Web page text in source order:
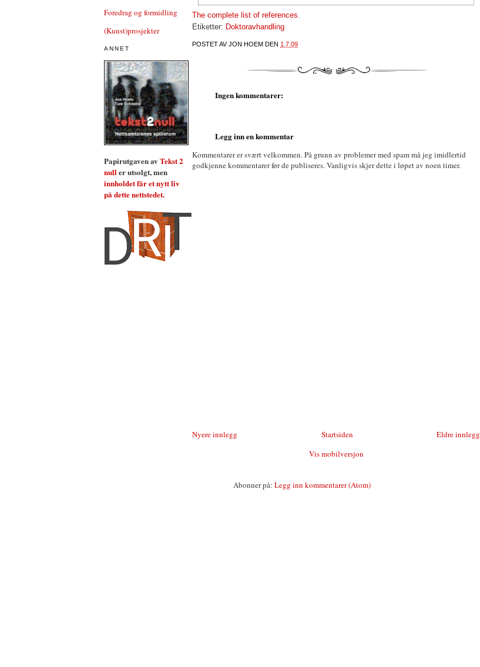
Foredrag og formidling
(Kunst)prosjekter
ANNET
Papirutgaven av Tekst 2
nuller utsolgt, men
innholdet får et nytt liv
på dette nettstedet.
The complete list of references.
Etiketter: Doktoravhandling
POSTET AVJON HOEM DEN 1.7.09
Ingen kommentarer:
Legg inn en kommentar
Kommentarer er svært velkommen. På grunn av problemer med spam må jeg imidlertid
godkjenne kommentarer før de publiseres. Vanligvis skjer dette i løpet av noen timer.
Nyere innlegg Eldre innlegg
Startsiden
Vis mobilversjon
Abonner på: Legg inn kommentarer (Atom)